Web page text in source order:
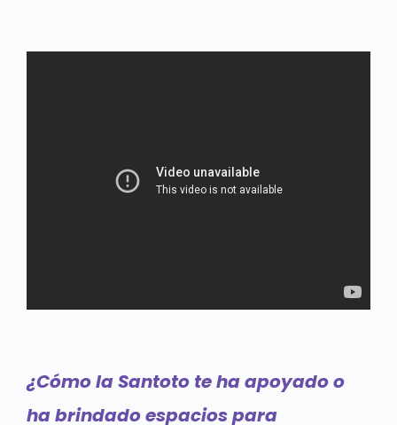
¿Cómo la Santoto te ha apoyado o
ha brindado espacios para